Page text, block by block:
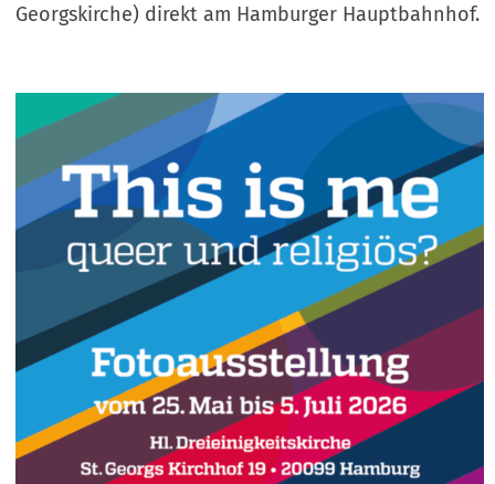
Georgskirche) direkt am Hamburger Hauptbahnhof.